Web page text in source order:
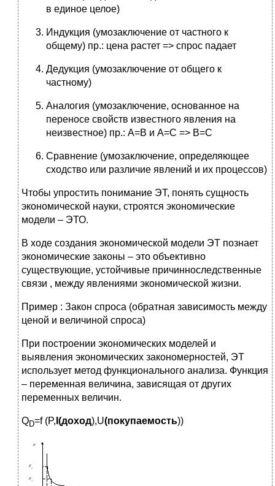
в единое целое)
Индукция (умозаключение от частного к
общему) пр.: цена растет => спрос падает
Дедукция (умозаключение от общего к
частному)
Аналогия (умозаключение, основанное на
переносе свойств известного явления на
неизвестное) пр.: А=В и А=С => В=С
Сравнение (умозаключение, определяющее
сходство или различие явлений и их процессов)
Чтобы упростить понимание ЭТ, понять сущность
экономической науки, строятся экономические
модели – ЭТО.
В ходе создания экономической модели ЭТ познает
экономические законы – это объективно
существующие, устойчивые причинноследственные
связи , между явлениями экономической жизни.
Пример : Закон спроса (обратная зависимость между
ценой и величиной спроса)
При построении экономических моделей и
выявления экономических закономерностей, ЭТ
использует метод функционального анализа. Функция
– переменная величина, зависящая от других
переменных величин.
QD=f (P, (доход),U(покупаемость))